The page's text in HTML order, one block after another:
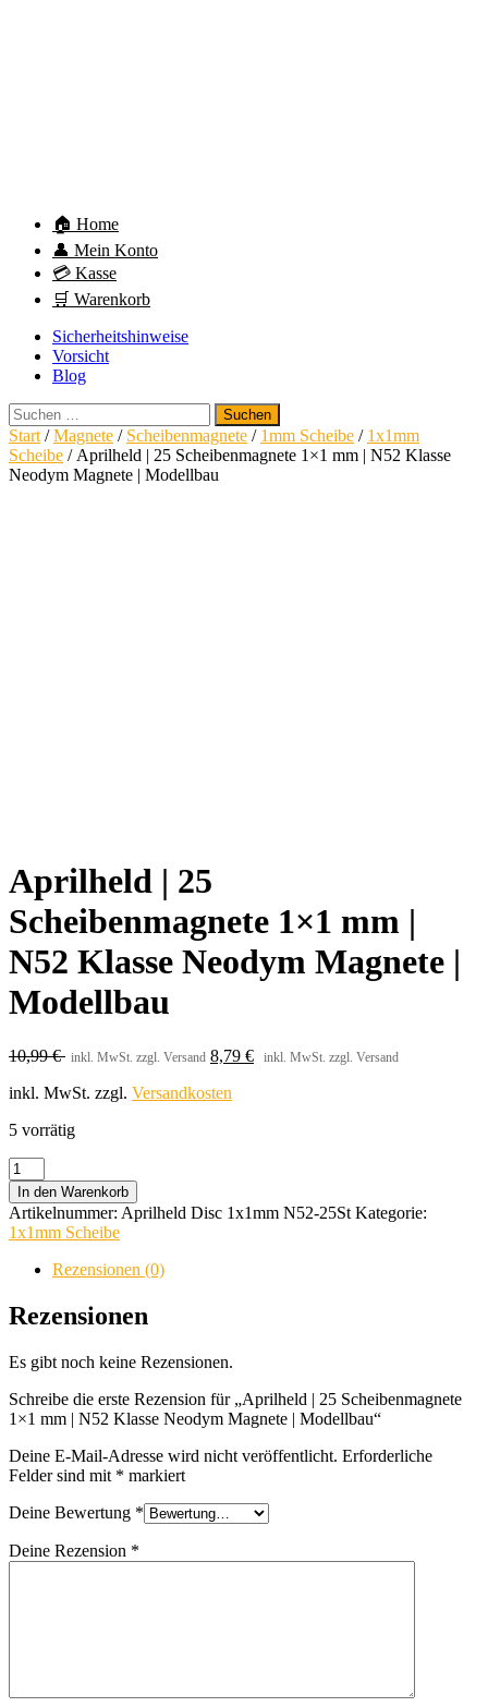
🏠 Home
👤 Mein Konto
💳 Kasse
🛒 Warenkorb
Sicherheitshinweise
Vorsicht
Blog
Suchen
nach:
Start /Magnete / Scheibenmagnete / 1mm Scheibe / 1x1mm
Scheibe / Aprilheld | 25 Scheibenmagnete 1×1 mm | N52 Klasse
Neodym Magnete | Modellbau
Aprilheld | 25
Scheibenmagnete 1×1 mm |
N52 Klasse Neodym Magnete |
Modellbau
10,99€ inkl. MwSt. zzgl. Versand 8,79 € inkl. MwSt. zzgl. Versand
inkl. MwSt. zzgl. Versandkosten
5 vorrätig
Aprilheld
|
25
Scheibenmagnete
1x1
N52
Klasse
Magnete
Modellbau
Menge
In den Warenkorb
Artikelnummer: Aprilheld Disc 1x1mm N52-25St Kategorie:
1x1mm Scheibe
Rezensionen (0)
Rezensionen
Es gibt noch keine Rezensionen.
Schreibe die erste Rezension für „Aprilheld | 25 Scheibenmagnete
1×1 mm | N52 Klasse Neodym Magnete | Modellbau“
Deine E-Mail-Adresse wird nicht veröffentlicht. Erforderliche
Felder sind mit * markiert
Deine Bewertung *
Deine Rezension *